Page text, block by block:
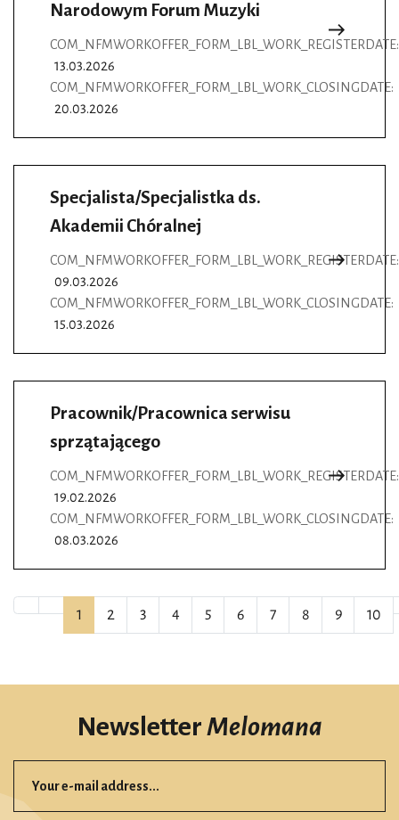
Narodowym Forum Muzyki
COM_NFMWORKOFFER_FORM_LBL_WORK_REGISTERDATE:
13.03.2026
COM_NFMWORKOFFER_FORM_LBL_WORK_CLOSINGDATE:
20.03.2026
Specjalista/Specjalistka ds.
Akademii Chóralnej
COM_NFMWORKOFFER_FORM_LBL_WORK_REGISTERDATE:
09.03.2026
COM_NFMWORKOFFER_FORM_LBL_WORK_CLOSINGDATE:
15.03.2026
Pracownik/Pracownica serwisu
sprzątającego
COM_NFMWORKOFFER_FORM_LBL_WORK_REGISTERDATE:
19.02.2026
COM_NFMWORKOFFER_FORM_LBL_WORK_CLOSINGDATE:
08.03.2026
1 2 3 4 5 6 7 8 9 10
NewsletterMelomana